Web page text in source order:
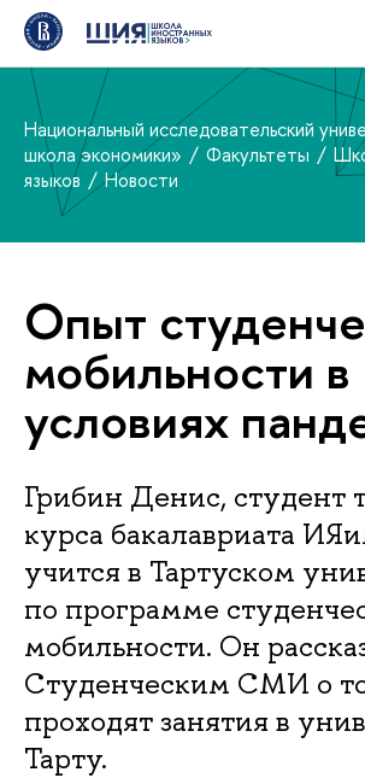
Национальный исследовательский
школа экономики»
Факультеты
языков
Новости
Опыт
мобильности в
условиях
Грибин Денис, студент
курса бакалавриата
учится в Тартуском
по программе
мобильности. Он
Студенческим СМИ о
проходят занятия в
Тарту.